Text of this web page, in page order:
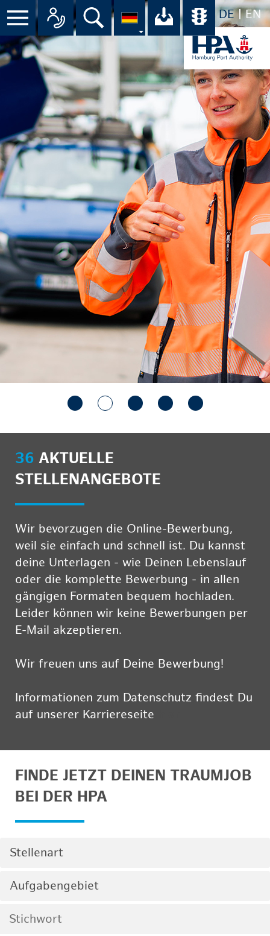
DE EN
Menü Alle Ansprechpartner im
Suche Ihr Download-
36 AKTUELLE
STELLENANGEBOTE
Wir bevorzugen die Online-Bewerbung,
weil sie einfach und schnell ist. Du kannst
deine Unterlagen - wie Deinen Lebenslauf
oder die komplette Bewerbung - in allen
gängigen Formaten bequem hochladen.
Leider können wir keine Bewerbungen per
E-Mail akzeptieren.
Wir freuen uns auf Deine Bewerbung!
Informationen zum Datenschutz findest Du
auf unserer Karriereseite
FINDE JETZT DEINEN TRAUMJOB
BEI DER HPA
Stellenart
Aufgabengebiet